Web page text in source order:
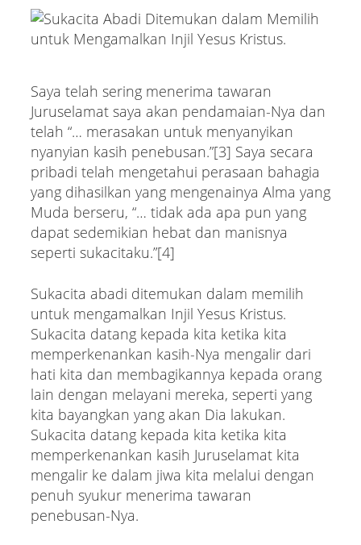
Saya telah sering menerima tawaran
Juruselamat saya akan pendamaian-Nya dan
telah “… merasakan untuk menyanyikan
nyanyian kasih penebusan.”[3] Saya secara
pribadi telah mengetahui perasaan bahagia
yang dihasilkan yang mengenainya Alma yang
Muda berseru, “… tidak ada apa pun yang
dapat sedemikian hebat dan manisnya
seperti sukacitaku.”[4]
Sukacita abadi ditemukan dalam memilih
untuk mengamalkan Injil Yesus Kristus.
Sukacita datang kepada kita ketika kita
memperkenankan kasih-Nya mengalir dari
hati kita dan membagikannya kepada orang
lain dengan melayani mereka, seperti yang
kita bayangkan yang akan Dia lakukan.
Sukacita datang kepada kita ketika kita
memperkenankan kasih Juruselamat kita
mengalir ke dalam jiwa kita melalui dengan
penuh syukur menerima tawaran
penebusan-Nya.